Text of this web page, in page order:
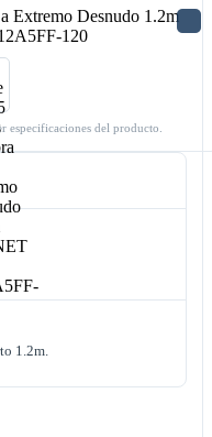
especificaciones del producto.
1.2m.